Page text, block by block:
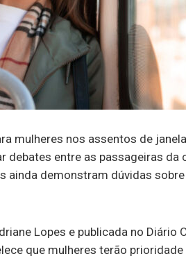
mulheres nos assentos de
debates entre as passageiras da
ainda demonstram dúvidas
Lopes e publicada no Diário
que mulheres terão